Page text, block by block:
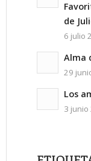
de
6 julio
Alma
29
Los
3 junio